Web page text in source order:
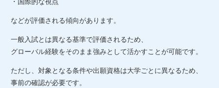
などが評価される傾向があります。
一般入試とは異なる基準で評価されるため、
グローバル経験をそのまま強みとして活かすことが可能です。
ただし、対象となる条件や出願資格は大学ごとに異なるため、
事前の確認が必要です。